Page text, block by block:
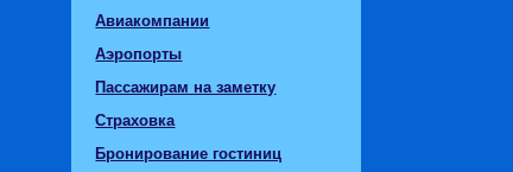
Авиакомпании
Аэропорты
Пассажирам на заметку
Страховка
Бронирование гостиниц